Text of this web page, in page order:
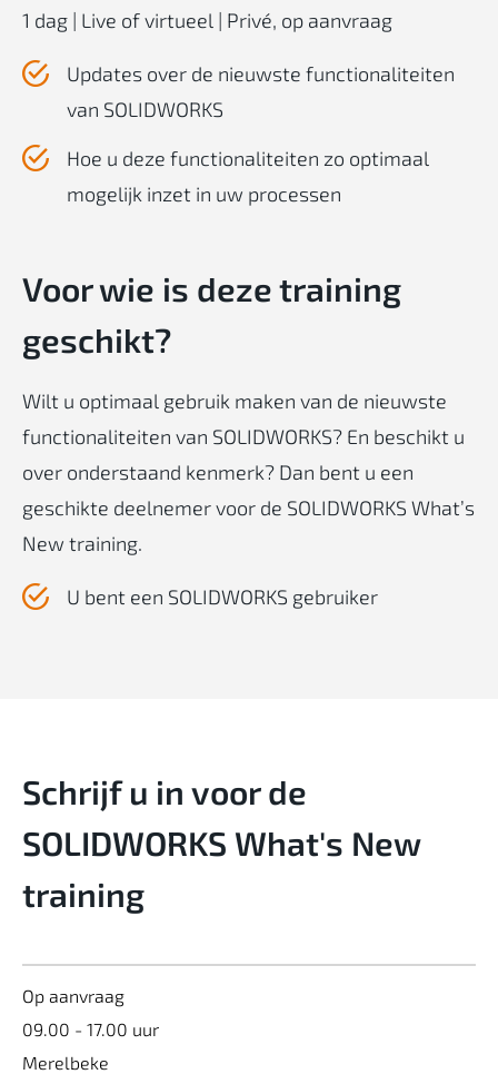
1 dag | Live of virtueel | Privé, op aanvraag
Updates over de nieuwste functionaliteiten
van SOLIDWORKS
Hoe u deze functionaliteiten zo optimaal
mogelijk inzet in uw processen
Voorwie is dezetraining
geschikt?
Wilt u optimaal gebruik maken van de nieuwste
functionaliteiten van SOLIDWORKS? En beschikt u
over onderstaand kenmerk? Dan bent u een
geschikte deelnemer voor de SOLIDWORKS What’s
New training.
U bent een SOLIDWORKS gebruiker
Schrijf u in voor de
SOLIDWORKS What's New
training
Op aanvraag
09.00 - 17.00 uur
Merelbeke